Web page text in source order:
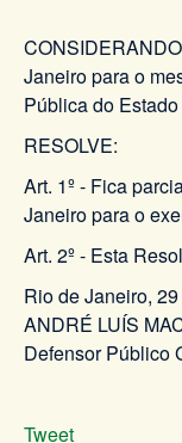
Janeiro para o
Pública do
RESOLVE:
Art. 1º - Fica
Janeiro para o
Art. 2º - Esta
Rio de Janeiro,
ANDRÉ LUÍS
Defensor Público
Tweet